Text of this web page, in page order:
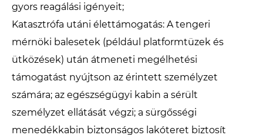
gyors reagálási igényeit;
Katasztrófa utáni élettámogatás: A tengeri
mérnöki balesetek (például platformtüzek és
ütközések) után átmeneti megélhetési
támogatást nyújtson az érintett személyzet
számára; az egészségügyi kabin a sérült
személyzet ellátását végzi; a sürgősségi
menedékkabin biztonságos lakóteret biztosít